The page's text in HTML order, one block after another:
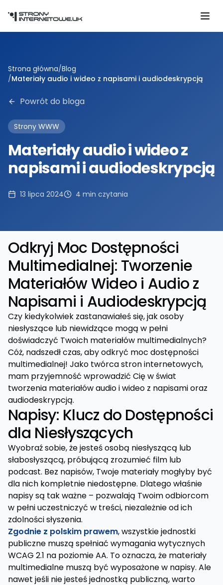
Strona główna/Blog
/Materiały audio i wideo z napisami i audiodeskrypcją
Powrót do bloga
Strony WWW
Materiały audio i wideo z
napisami i audiodeskrypcją
13 lipca 2024 4 min czytania
Odkryj Moc Dostępności
Multimedialnej: Tworzenie
Materiałów Wideo i Audio z
Napisami i Audiodeskrypcją
Czy kiedykolwiek zastanawiałeś się, jak osoby
niesłyszące lub niewidzące mogą w pełni
doświadczyć Twoich materiałów multimedialnych?
Cóż, nadszedł czas, aby odkryć moc dostępności
multimedialnej! Jako twórca stron internetowych,
mam przyjemność wprowadzić Cię w świat
tworzenia materiałów audio i wideo z napisami oraz
audiodeskrypcją.
Napisy: Klucz do Dostępności
dla Niesłyszących
Wyobraź sobie, że jesteś osobą niesłyszącą lub
słabosłyszącą, próbującą zrozumieć film lub
podcast. Bez napisów, Twoje materiały mogłyby być
dla nich kompletnie niedostępne. Dlatego właśnie
napisy są tak ważne – pozwalają Twoim odbiorcom
w pełni uczestniczyć w treści, niezależnie od ich
zdolności słyszenia.
Zgodnie z polskim prawem, wszystkie jednostki
publiczne muszą spełniać wymagania wytycznych
WCAG 2.1 na poziomie AA. To oznacza, że materiały
multimedialne muszą być wyposażone w napisy. Ale
nawet jeśli nie jesteś jednostką publiczną, warto